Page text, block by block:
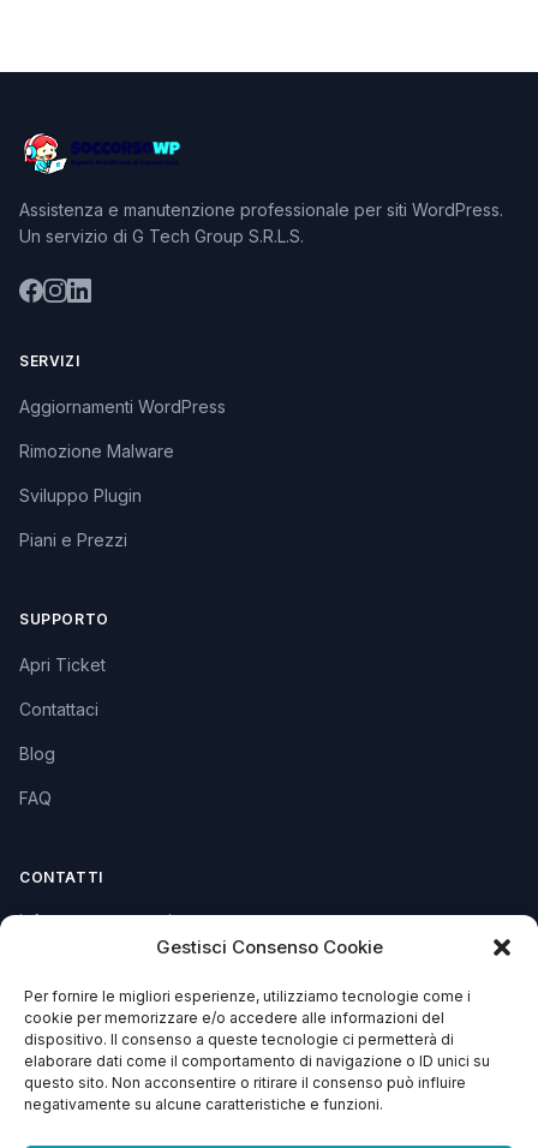
Gestisci Consenso Cookie
Per fornire le migliori esperienze, utilizziamo tecnologie come i
cookie per memorizzare e/o accedere alle informazioni del
dispositivo. Il consenso a queste tecnologie ci permetterà di
elaborare dati come il comportamento di navigazione o ID unici su
questo sito. Non acconsentire o ritirare il consenso può influire
negativamente su alcune caratteristiche e funzioni.
Assistenza e manutenzione professionale per siti WordPress.
Un servizio di G Tech Group S.R.L.S.
SERVIZI
Aggiornamenti WordPress
Rimozione Malware
Sviluppo Plugin
Piani e Prezzi
SUPPORTO
Apri Ticket
Contattaci
Blog
FAQ
CONTATTI
info@soccorsowp.it
PEC: gtechgroup@pec.it
Privacy Policy
Cookie Policy
Termini e Condizioni